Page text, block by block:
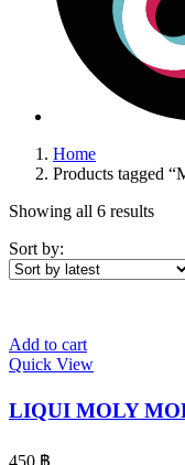
Home
Products tagged
Showing all 6 results
Sort by:
Add to cart
Quick View
LIQUI MOLY